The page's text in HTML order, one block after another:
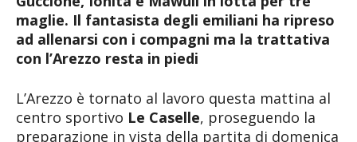
maglie. Il fantasista degli emiliani ha ripreso
ad allenarsi con i compagni ma la trattativa
con l’Arezzo resta in piedi
L’Arezzo è tornato al lavoro questa mattina al
centro sportivo Le Caselle, proseguendo la
preparazione in vista della partita di domenica